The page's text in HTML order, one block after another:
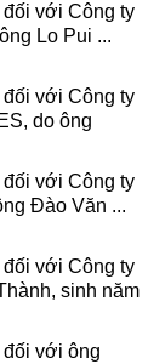
với Công ty
Lo Pui ...
với Công ty
do ông
với Công ty
Đào Văn ...
với Công ty
sinh năm
với ông